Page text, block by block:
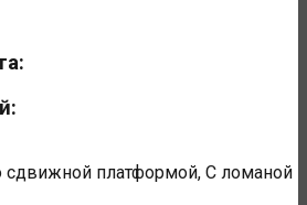
сдвижной платформой, С ломаной